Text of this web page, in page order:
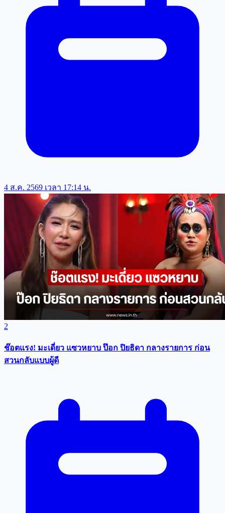
4 ส.ค. 2569 เวลา 17:14 น.
2
ช๊อตแรง! มะเดี่ยว แซวหยาบ ป๊อก ปิยธิดา กลางรายการ ก่อน
สวนกลับแบบผู้ดี